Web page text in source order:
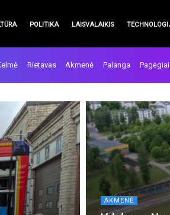
POLITIKA LAISVALAIKIS
Rietavas Akmenė Palanga Pagėgiai
AKMENĖ